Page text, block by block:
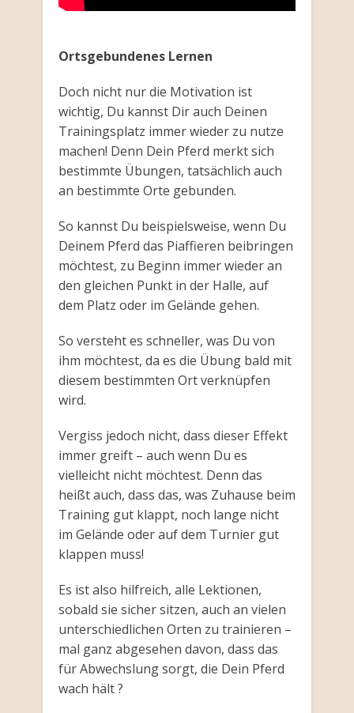
Ortsgebundenes Lernen
Doch nicht nur die Motivation ist
wichtig, Du kannst Dir auch Deinen
Trainingsplatz immer wieder zu nutze
machen! Denn Dein Pferd merkt sich
bestimmte Übungen, tatsächlich auch
an bestimmte Orte gebunden.
So kannst Du beispielsweise, wenn Du
Deinem Pferd das Piaffieren beibringen
möchtest, zu Beginn immer wieder an
den gleichen Punkt in der Halle, auf
dem Platz oder im Gelände gehen.
So versteht es schneller, was Du von
ihm möchtest, da es die Übung bald mit
diesem bestimmten Ort verknüpfen
wird.
Vergiss jedoch nicht, dass dieser Effekt
immer greift – auch wenn Du es
vielleicht nicht möchtest. Denn das
heißt auch, dass das, was Zuhause beim
Training gut klappt, noch lange nicht
im Gelände oder auf dem Turnier gut
klappen muss!
Es ist also hilfreich, alle Lektionen,
sobald sie sicher sitzen, auch an vielen
unterschiedlichen Orten zu trainieren –
mal ganz abgesehen davon, dass das
für Abwechslung sorgt, die Dein Pferd
wach hält ?